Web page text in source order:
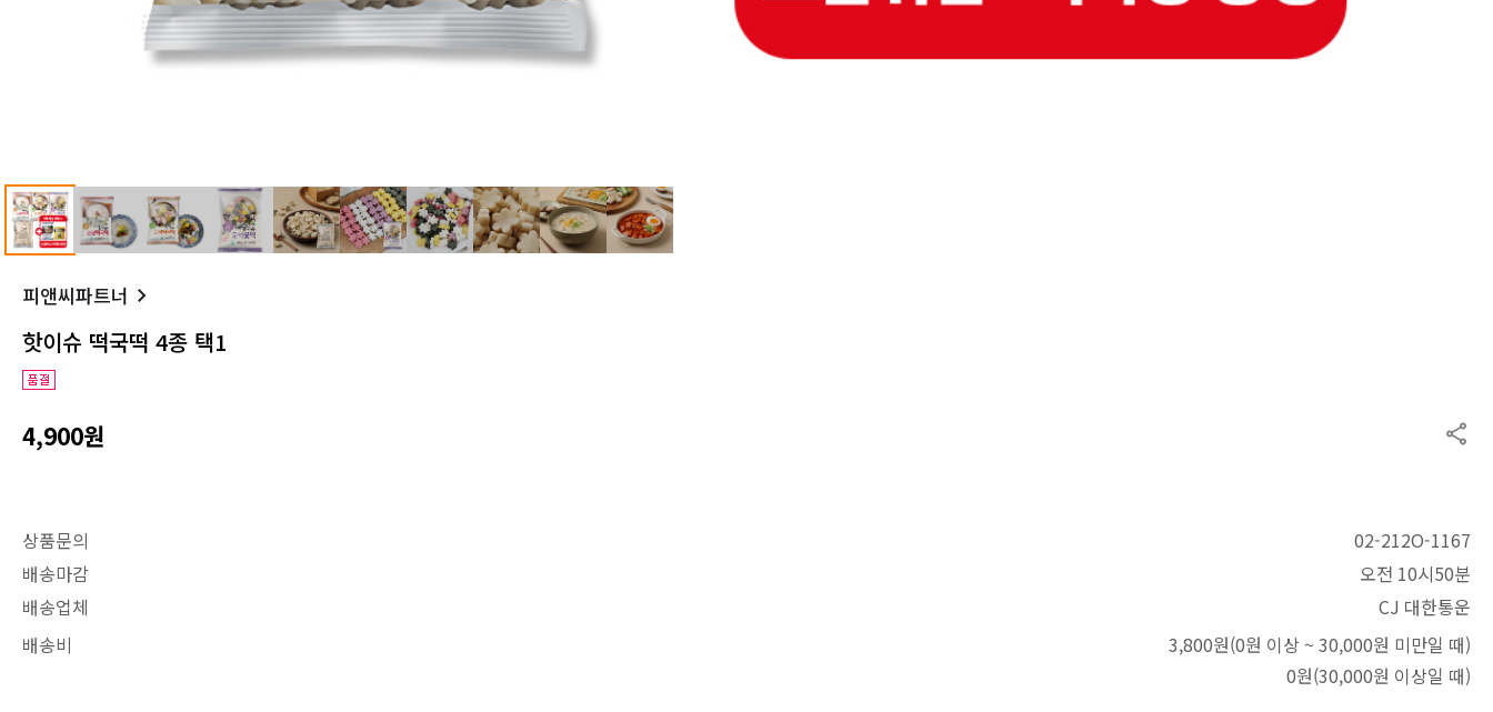
피앤씨파트너
핫이슈 떡국떡 4종 택1
4,900원
상품문의
02-212O-1167
배송마감
오전 10시50분
배송업체
CJ 대한통운
배송비
3,800원(0원 이상 ~ 30,000원 미만일 때)
0원(30,000원 이상일 때)